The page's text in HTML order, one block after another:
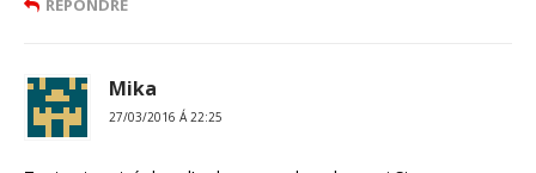
RÉPONDRE
Mika
27/03/2016 Á 22:25